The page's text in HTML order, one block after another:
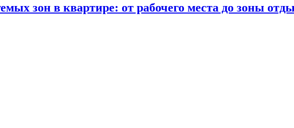
зон в квартире: от рабочего места до зоны